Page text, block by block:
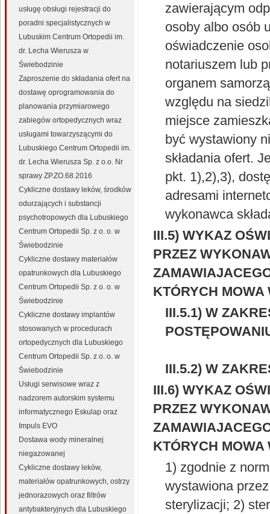
zawierającym
osoby albo osób
oświadczenie
notariuszem lub
organem
względu na
miejsce
być wystawiony
składania ofert.
pkt. 1),2),3),
adresami
wykonawca
III.5) WYKAZ
PRZEZ
KTÓRYCH MOWA
III.5.1) W
III.5.2) W
III.6) WYKAZ
PRZEZ
KTÓRYCH MOWA
1) zgodnie z
wystawiona
sterylizacji; 2)
usługę obsługi rejestracji do
poradni specjalistycznych w
Lubuskim Centrum Ortopedii im.
dr. Lecha Wierusza w
Świebodzinie
Zaproszenie do składania ofert na
dostawę oprogramowania do
planowania przymiarowego
zabiegów ortopedycznych wraz
usługami towarzyszącymi do
Lubuskiego Centrum Ortopedii im.
dr. Lecha Wierusza Sp. z o.o. Nr
sprawy ZP.ZO.68.2016
Cykliczne dostawy leków, środków
odurzających i substancji
psychotropowych dla Lubuskiego
Centrum Ortopedii Sp. z o. o. w
Świebodzinie
Cykliczne dostawy materiałów
opatrunkowych dla Lubuskiego
Centrum Ortopedii Sp. z o. o. w
Świebodzinie
Cykliczne dostawy implantów
stosowanych w procedurach
ortopedycznych dla Lubuskiego
Centrum Ortopedii Sp. z o. o. w
Świebodzinie
Usługi serwisowe wraz z
nadzorem autorskim systemu
informatycznego Eskulap oraz
Impuls EVO
Dostawa wody mineralnej
niegazowanej
Cykliczne dostawy leków,
materiałów opatrunkowych, ostrzy
jednorazowych oraz filtrów
antybakteryjnych dla Lubuskiego